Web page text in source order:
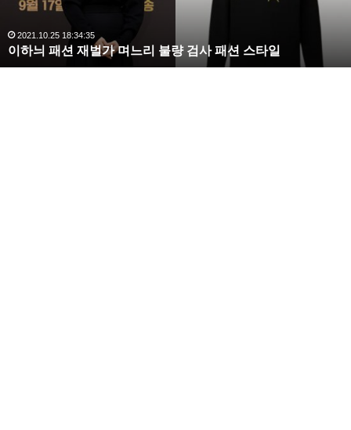
며
느
리
2021.10.25 18:34:35
이하늬 패션 재벌가 며느리 불량 검사 패션 스타일